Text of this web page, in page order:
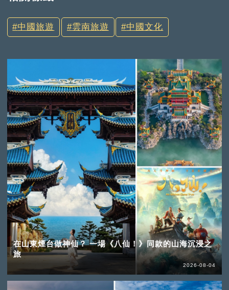
中國旅遊 雲南旅遊 中國文化
在山東煙台做神仙？ 一場《八仙！》同款的山海沉浸之
旅
2026-08-04